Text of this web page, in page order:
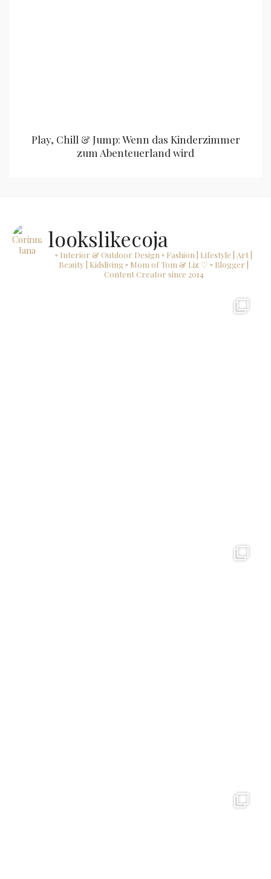
Play, Chill & Jump: Wenn das Kinderzimmer
zum Abenteuerland wird
lookslikecoja
▫ Interior & Outdoor Design ▫ Fashion | Lifestyle | Art |
Beauty | Kidsliving▫ Mom of Tom & Liz ♡ ▫ Blogger |
Content Creator since 2014